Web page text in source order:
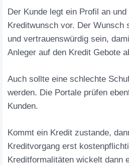
Der Kunde legt ein Profil an
Kreditwunsch vor. Der Wunsch
und vertrauenswürdig sein,
Anleger auf den Kredit Gebote
Auch sollte eine schlechte
werden. Die Portale prüfen
Kunden.
Kommt ein Kredit zustande,
Kreditvorgang erst
Kreditformalitäten wickelt dann